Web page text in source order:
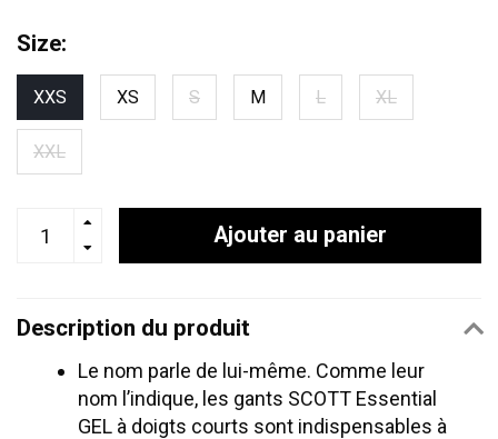
Size:
XXS XS S M L XL
XXL
Ajouter au panier
Description du produit
Le nom parle de lui-même. Comme leur
nom l’indique, les gants SCOTT Essential
GEL à doigts courts sont indispensables à